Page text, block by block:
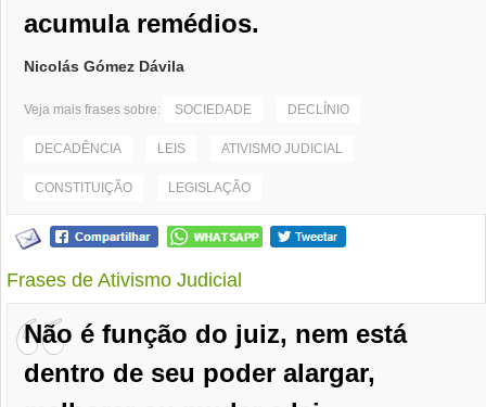
acumula remédios.
Nicolás Gómez Dávila
Veja mais frases sobre: SOCIEDADE DECLÍNIO
DECADÊNCIA LEIS ATIVISMO JUDICIAL
CONSTITUIÇÃO LEGISLAÇÃO
Frases de Ativismo Judicial
Não é função do juiz, nem está
dentro de seu poder alargar,